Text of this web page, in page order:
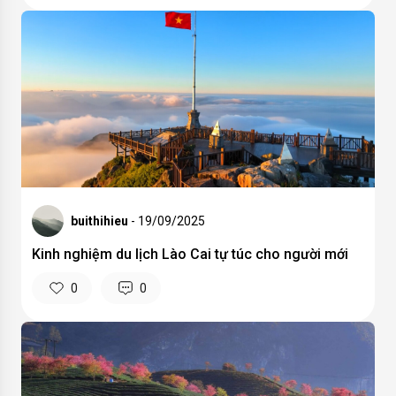
buithihieu - 19/09/2025
Kinh nghiệm du lịch Lào Cai tự túc cho người mới
0 0